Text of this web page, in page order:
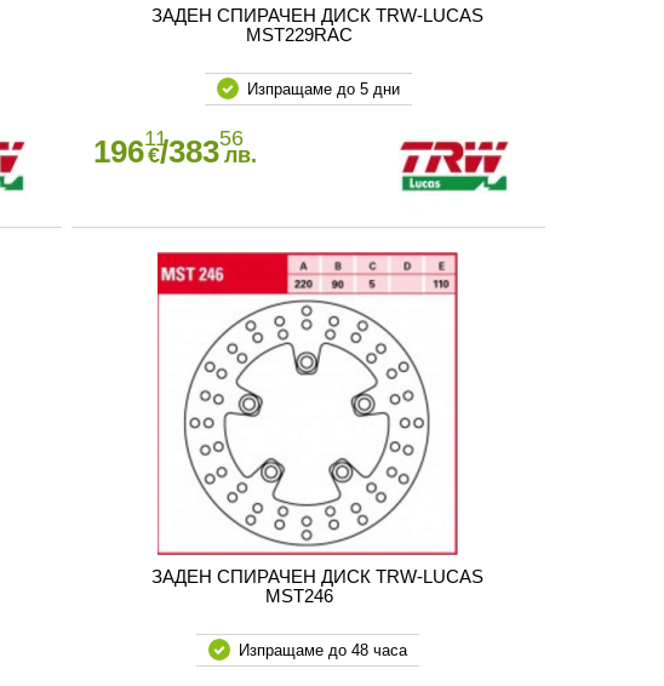
ЗАДЕН СПИРАЧЕН ДИСК TRW-LUCAS
MST229RAC
Изпращаме до 5 дни
19611
€/38356
лв.
ЗАДЕН СПИРАЧЕН ДИСК TRW-LUCAS
MST246
Изпращаме до 48 часа